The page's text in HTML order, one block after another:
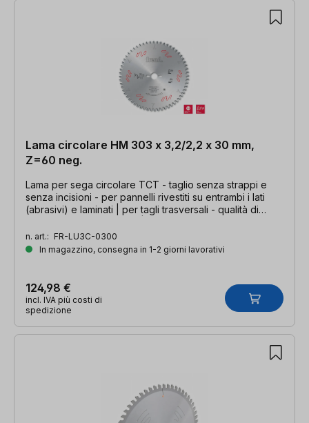
Lama circolare HM 303 x 3,2/2,2 x 30 mm,
Z=60 neg.
Lama per sega circolare TCT - taglio senza strappi e
senza incisioni - per pannelli rivestiti su entrambi i lati
(abrasivi) e laminati | per tagli trasversali - qualità di
TFZ neg.
n. art.: FR-LU3C-0300
In magazzino, consegna in 1-2 giorni lavorativi
124,98 €
incl. IVA più costi di
spedizione